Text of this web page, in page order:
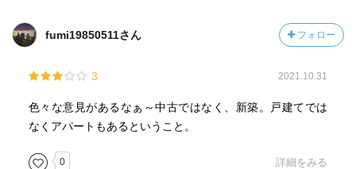
fumi19850511さん フォロー
3 2021.10.31
色々な意見があるなぁ～中古ではなく、新築。戸建てでは
なくアパートもあるということ。
0 詳細をみる